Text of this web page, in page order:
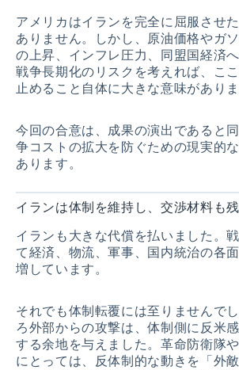
アメリカはイランを完全に屈服させ
ありません。しかし、原油価格やガ
の上昇、インフレ圧力、同盟国経済へ
戦争長期化のリスクを考えれば、こ
止めること自体に大きな意味がありま
今回の合意は、成果の演出であると
争コストの拡大を防ぐための現実的
あります。
イランは体制を維持し、交渉材料も
イランも大きな代償を払いました。
て経済、物流、軍事、国内統治の各
増しています。
それでも体制転覆には至りませんで
ろ外部からの攻撃は、体制側に反米
する余地を与えました。革命防衛隊
にとっては、反体制的な動きを「外